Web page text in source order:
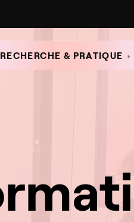
RECHERCHE & PRATIQUE